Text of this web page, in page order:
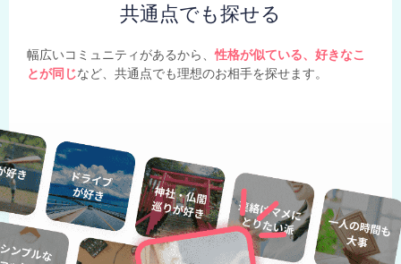
共通点でも探せる
幅広いコミュニティがあるから、性格が似ている、好きなこ
とが同じなど、共通点でも理想のお相手を探せます。